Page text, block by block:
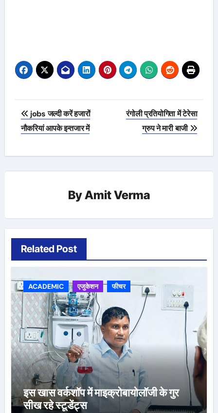
Post
navigation
jobs जल्दी करें हजारों
नौकरियां आपके इन्तजार में
रंगोली प्रतियोगिता में टेरेसा
ग्रुप ने मारी बाजी
ByAmit Verma
Related Post
ACADEMIC एजुकेशन फीचर
इस खास वर्कशॉप में माइक्रोबायोलॉजी के गुर
सीख रहे स्टूडेंट्स